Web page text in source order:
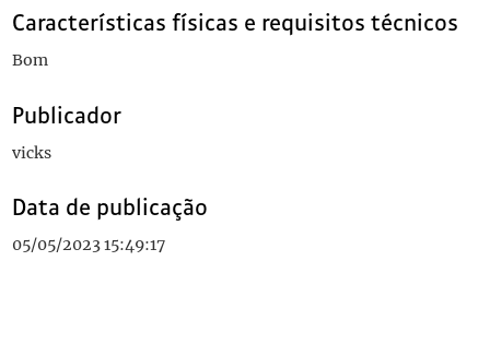
Características físicas e requisitos técnicos
Bom
Publicador
vicks
Data de publicação
05/05/2023 15:49:17